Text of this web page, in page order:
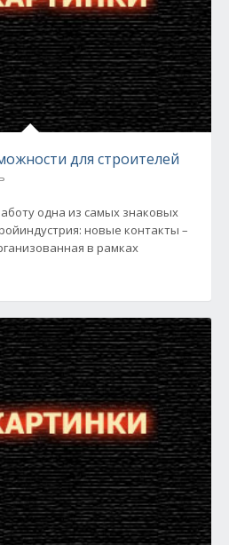
для строителей
одна из самых знаковых
новые контакты –
в рамках